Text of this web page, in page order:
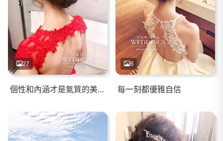
27
個性和內涵才是氣質的美麗關鍵～
6
每一刻都優雅自信